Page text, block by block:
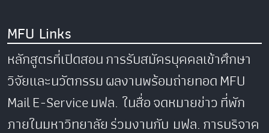
MFU Links
หลักสูตรที่เปิดสอนการรับสมัครบุคคลเข้าศึกษา
วิจัยและนวัตกรรมผลงานพร้อมถ่ายทอดMFU
MailE-Serviceมฟล. ในสื่อจดหมายข่าวที่พัก
ภายในมหาวิทยาลัยร่วมงานกับ มฟล.การบริจาค